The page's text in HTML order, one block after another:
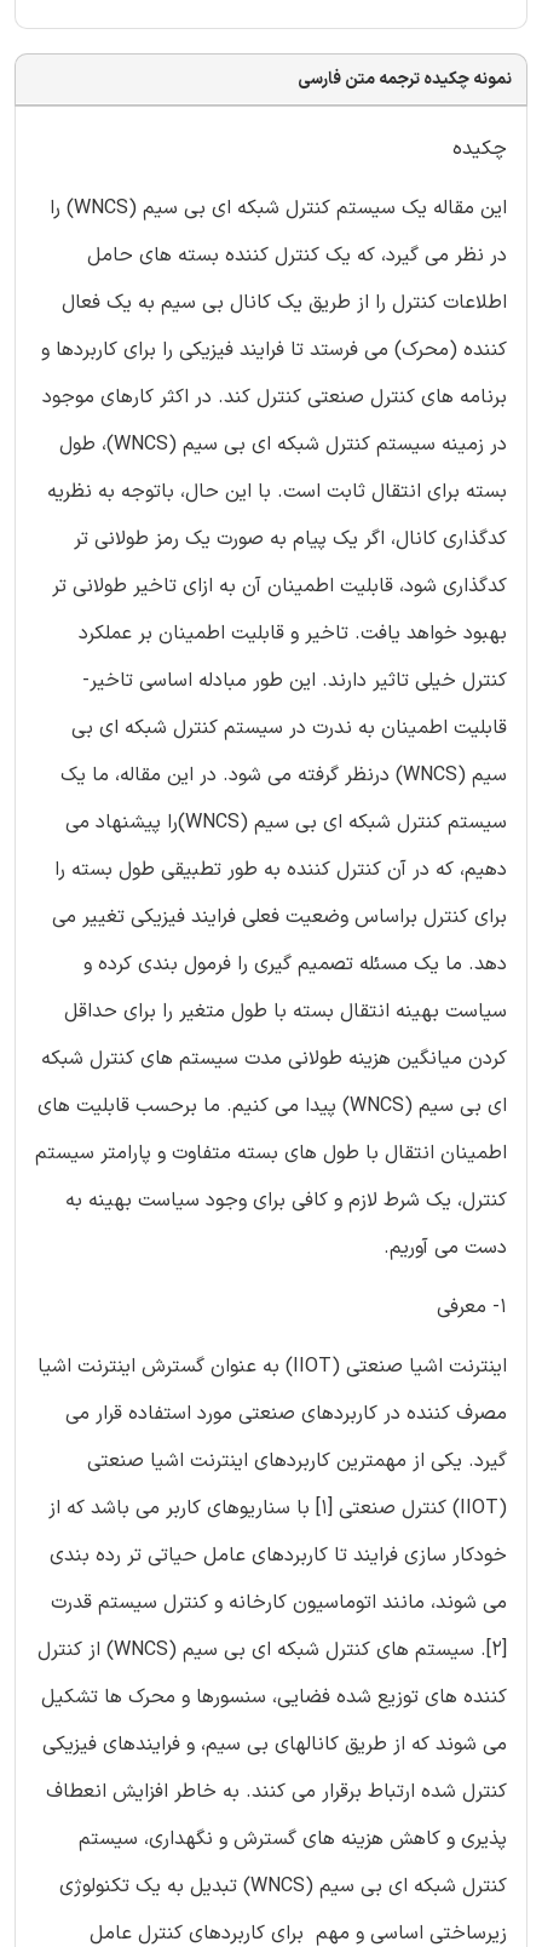
نمونه چکیده ترجمه متن فارسی
چکیده
این مقاله یک سیستم کنترل شبکه ای بی سیم (WNCS) را
در نظر می گیرد، که یک کنترل کننده بسته های حامل
اطلاعات کنترل را از طریق یک کانال بی سیم به یک فعال
کننده (محرک) می فرستد تا فرایند فیزیکی را برای کاربردها و
برنامه های کنترل صنعتی کنترل کند. در اکثر کارهای موجود
در زمینه سیستم کنترل شبکه ای بی سیم (WNCS)، طول
بسته برای انتقال ثابت است. با این حال، باتوجه به نظریه
کدگذاری کانال، اگر یک پیام به صورت یک رمز طولانی تر
کدگذاری شود، قابلیت اطمینان آن به ازای تاخیر طولانی تر
بهبود خواهد یافت. تاخیر و قابلیت اطمینان بر عملکرد
کنترل خیلی تاثیر دارند. این طور مبادله اساسی تاخیر-
قابلیت اطمینان به ندرت در سیستم کنترل شبکه ای بی
سیم (WNCS) درنظر گرفته می شود. در این مقاله، ما یک
سیستم کنترل شبکه ای بی سیم (WNCS)را پیشنهاد می
دهیم، که در آن کنترل کننده به طور تطبیقی طول بسته را
برای کنترل براساس وضعیت فعلی فرایند فیزیکی تغییر می
دهد. ما یک مسئله تصمیم گیری را فرمول بندی کرده و
سیاست بهینه انتقال بسته با طول متغیر را برای حداقل
کردن میانگین هزینه طولانی مدت سیستم های کنترل شبکه
ای بی سیم (WNCS) پیدا می کنیم. ما برحسب قابلیت های
اطمینان انتقال با طول های بسته متفاوت و پارامتر سیستم
کنترل، یک شرط لازم و کافی برای وجود سیاست بهینه به
دست می آوریم.
1- معرفی
اینترنت اشیا صنعتی (IIOT) به عنوان گسترش اینترنت اشیا
مصرف کننده در کاربردهای صنعتی مورد استفاده قرار می
گیرد. یکی از مهمترین کاربردهای اینترنت اشیا صنعتی
(IIOT) کنترل صنعتی [1] با سناریوهای کاربر می باشد که از
خودکار سازی فرایند تا کاربردهای عامل حیاتی تر رده بندی
می شوند، مانند اتوماسیون کارخانه و کنترل سیستم قدرت
[2]. سیستم های کنترل شبکه ای بی سیم (WNCS) از کنترل
کننده های توزیع شده فضایی، سنسورها و محرک ها تشکیل
می شوند که از طریق کانالهای بی سیم، و فرایندهای فیزیکی
کنترل شده ارتباط برقرار می کنند. به خاطر افزایش انعطاف
پذیری و کاهش هزینه های گسترش و نگهداری، سیستم
کنترل شبکه ای بی سیم (WNCS) تبدیل به یک تکنولوژی
زیرساختی اساسی و مهم برای کاربردهای کنترل عامل